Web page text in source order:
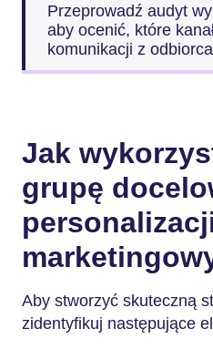
Przeprowadź audyt
aby ocenić, które
komunikacji z
Jak
grupę
Aby stworzyć skuteczną
zidentyfikuj następujące